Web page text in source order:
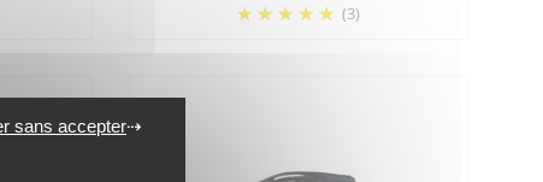
(3)
sans accepter